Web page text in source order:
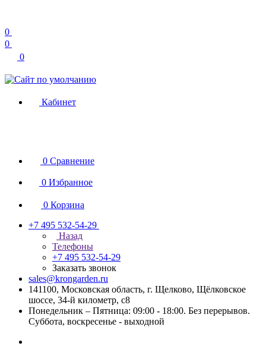
0
0
0
Кабинет
0 Сравнение
0 Избранное
0 Корзина
+7 495 532-54-29
Назад
Телефоны
+7 495 532-54-29
Заказать звонок
sales@krongarden.ru
141100, Московская область, г. Щелково, Щёлковское
шоссе, 34-й километр, с8
Понедельник – Пятница: 09:00 - 18:00. Без перерывов.
Суббота, воскресенье - выходной